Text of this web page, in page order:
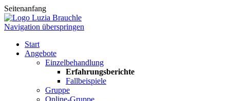
Seitenanfang
Navigation überspringen
Start
Angebote
Einzelbehandlung
Erfahrungsberichte
Fallbeispiele
Gruppe
Online-Gruppe